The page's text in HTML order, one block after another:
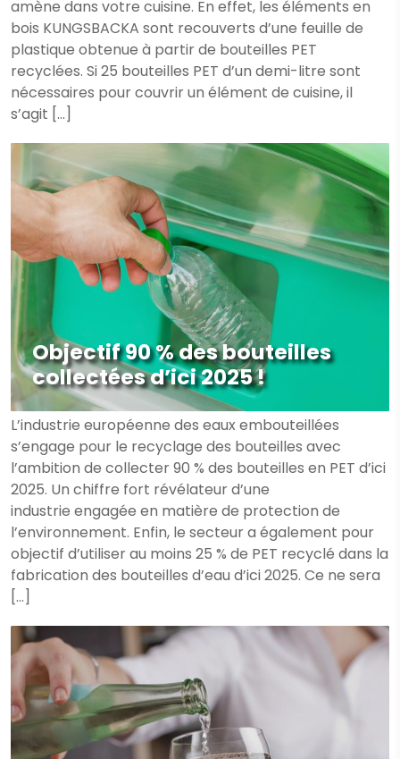
amène dans votre cuisine. En effet, les éléments en
bois KUNGSBACKA sont recouverts d’une feuille de
plastique obtenue à partir de bouteilles PET
recyclées. Si 25 bouteilles PET d’un demi-litre sont
nécessaires pour couvrir un élément de cuisine, il
s’agit […]
​Objectif 90 % des bouteilles
collectées d’ici 2025 !
L’industrie européenne des eaux embouteillées
s’engage pour le recyclage des bouteilles avec
l’ambition de collecter 90 % des bouteilles en PET d’ici
2025. Un chiffre fort révélateur d’une
industrie engagée en matière de protection de
l’environnement. Enfin, le secteur a également pour
objectif d’utiliser au moins 25 % de PET recyclé dans la
fabrication des bouteilles d’eau d’ici 2025. Ce ne sera
[…]